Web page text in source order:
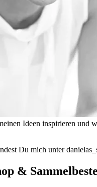
Ideen inspirieren und
Du mich unter
&